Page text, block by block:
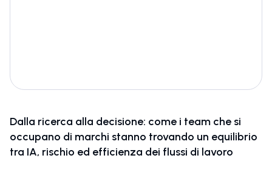
Dalla ricerca alla decisione: come i team che si
occupano di marchi stanno trovando un equilibrio
tra IA, rischio ed efficienza dei flussi di lavoro